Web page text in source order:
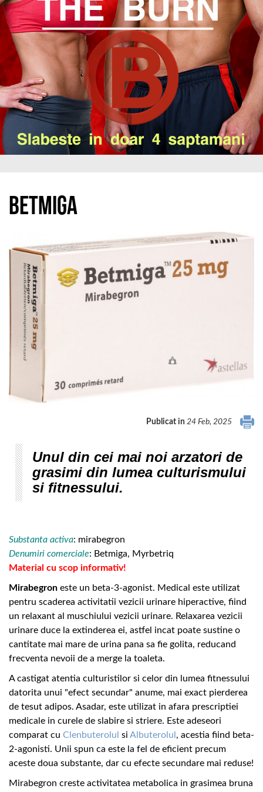
Betmiga
Publicat in 24 Feb, 2025
Unul din cei mai noi arzatori de
grasimi din lumea culturismului
si fitnessului.
Substanta activa: mirabegron
Denumiri comerciale: Betmiga, Myrbetriq
Material cu scop informativ!
Mirabegron este un beta-3-agonist. Medical este utilizat
pentru scaderea activitatii vezicii urinare hiperactive, fiind
un relaxant al muschiului vezicii urinare. Relaxarea vezicii
urinare duce la extinderea ei, astfel incat poate sustine o
cantitate mai mare de urina pana sa fie golita, reducand
frecventa nevoii de a merge la toaleta.
A castigat atentia culturistilor si celor din lumea fitnessului
datorita unui "efect secundar" anume, mai exact pierderea
de tesut adipos. Asadar, este utilizat in afara prescriptiei
medicale in curele de slabire si striere. Este adeseori
comparat cu Clenbuterolul si Albuterolul , acestia fiind beta-
2-agonisti. Unii spun ca este la fel de eficient precum
aceste doua substante, dar cu efecte secundare mai reduse!
Mirabegron creste activitatea metabolica in grasimea bruna